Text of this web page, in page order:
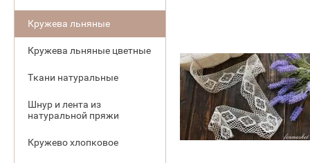
Кружева льняные
Кружева льняные цветные
Ткани натуральные
Шнур и лента из
натуральной пряжи
Кружево хлопковое